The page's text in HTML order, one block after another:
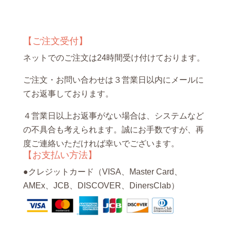
【ご注文受付】
ネットでのご注文は24時間受け付けております。
ご注文・お問い合わせは３営業日以内にメールに
てお返事しております。
４営業日以上お返事がない場合は、システムなど
の不具合も考えられます。誠にお手数ですが、再
度ご連絡いただければ幸いでございます。
【お支払い方法】
●クレジットカード（VISA、Master Card、
AMEx、JCB、DISCOVER、DinersClab）